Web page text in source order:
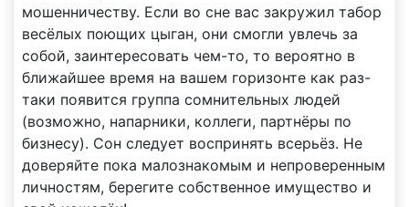
мошенничеству. Если во сне вас закружил табор
весёлых поющих цыган, они смогли увлечь за
собой, заинтересовать чем-то, то вероятно в
ближайшее время на вашем горизонте как раз-
таки появится группа сомнительных людей
(возможно, напарники, коллеги, партнёры по
бизнесу). Сон следует воспринять всерьёз. Не
доверяйте пока малознакомым и непроверенным
личностям, берегите собственное имущество и